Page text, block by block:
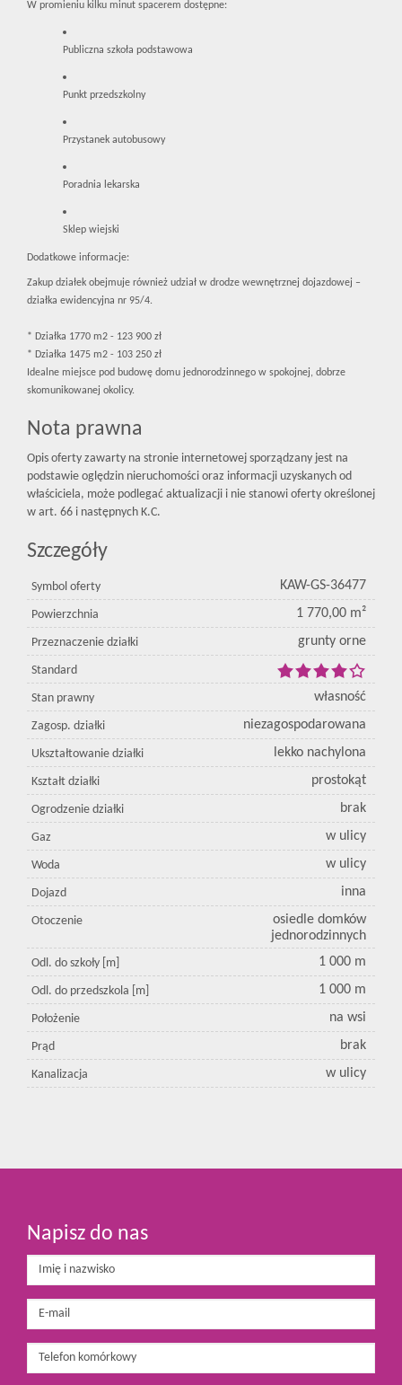
W promieniu kilku minut spacerem dostępne:
Publiczna szkoła podstawowa
Punkt przedszkolny
Przystanek autobusowy
Poradnia lekarska
Sklep wiejski
Dodatkowe informacje:
Zakup działek obejmuje również udział w drodze wewnętrznej dojazdowej –
działka ewidencyjna nr 95/4.
* Działka 1770 m2 - 123 900 zł
* Działka 1475 m2 - 103 250 zł
Idealne miejsce pod budowę domu jednorodzinnego w spokojnej, dobrze
skomunikowanej okolicy.
Nota prawna
Opis oferty zawarty na stronie internetowej sporządzany jest na
podstawie oględzin nieruchomości oraz informacji uzyskanych od
właściciela, może podlegać aktualizacji i nie stanowi oferty określonej
w art. 66 i następnych K.C.
Szczegóły
Symbol oferty KAW-GS-36477
Powierzchnia 1 770,00 m²
Przeznaczenie działki grunty orne
Standard
Stan prawny własność
Zagosp. działki niezagospodarowana
Ukształtowanie działki lekko nachylona
Kształt działki prostokąt
Ogrodzenie działki brak
Gaz w ulicy
Woda w ulicy
Dojazd inna
Otoczenie
osiedle domków
jednorodzinnych
Odl. do szkoły [m] 1 000 m
Odl. do przedszkola [m] 1 000 m
Położenie na wsi
Prąd brak
Kanalizacja w ulicy
Napisz do nas